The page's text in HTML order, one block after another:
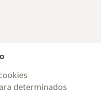
determinados